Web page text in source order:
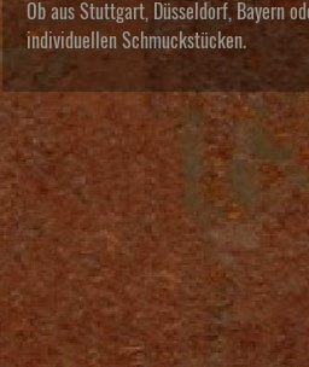
Ob aus Stuttgart, Düsseldorf, Bayern
individuellen Schmuckstücken.